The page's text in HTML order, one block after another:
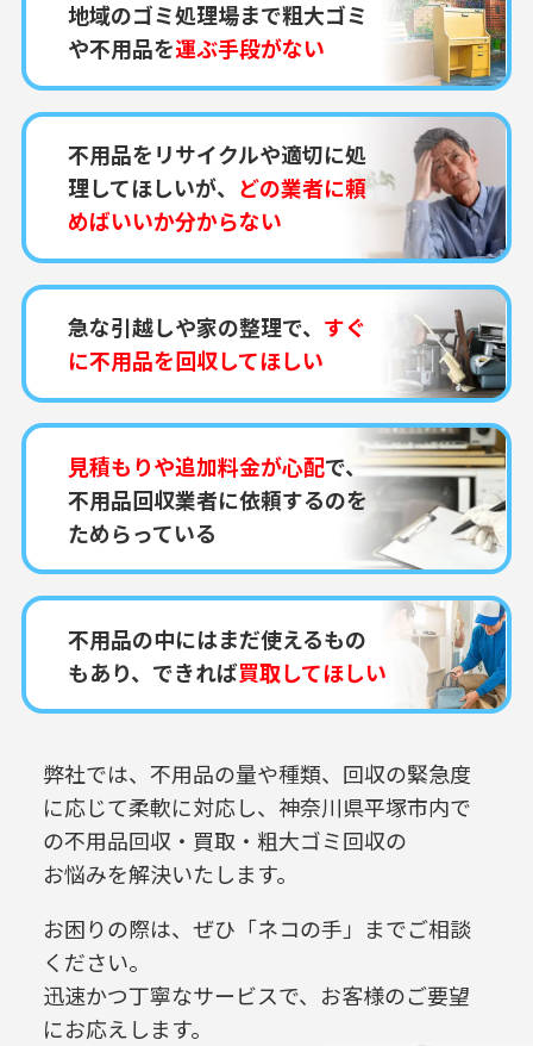
地域のゴミ処理場まで粗大ゴミ
や不用品を運ぶ手段がない
不用品をリサイクルや適切に処
理してほしいが、 どの業者に頼
めばいいか分からない
急な引越しや家の整理で、 すぐ
に不用品を回収してほしい
見積もりや追加料金が心配で、
不用品回収業者に依頼するのを
ためらっている
不用品の中にはまだ使えるもの
もあり、できれば買取してほしい
弊社では、不用品の量や種類、回収の緊急度
に応じて柔軟に対応し、 神奈川県平塚市内で
の不用品回収・買取・粗大ゴミ回収の
お悩みを解決いたします。
お困りの際は、ぜひ「ネコの手」までご相談
ください。
迅速かつ丁寧なサービスで、お客様のご要望
にお応えします。